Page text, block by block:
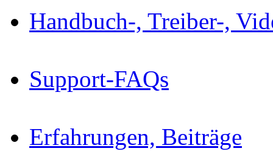
Handbuch-, Treiber-,
Support-FAQs
Erfahrungen, Beiträge